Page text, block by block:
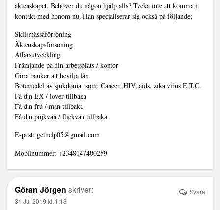
äktenskapet. Behöver du någon hjälp alls? Tveka inte att komma i
kontakt med honom nu. Han specialiserar sig också på följande;
Skilsmässaförsoning
Äktenskapsförsoning
Affärsutveckling
Främjande på din arbetsplats / kontor
Göra banker att bevilja lån
Botemedel av sjukdomar som; Cancer, HIV, aids, zika virus E.T.C.
Få din EX / lover tillbaka
Få din fru / man tillbaka
Få din pojkvän / flickvän tillbaka
E-post: gethelp05@gmail.com
Mobilnummer: +2348147400259
Göran Jörgen skriver:
31 Jul 2019 kl. 1:13
Svara